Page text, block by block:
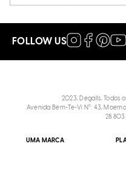
FOLLOW US
2023, Degalls, Todos
Avenida Bem-Te-Vi N°: 43,
UMA MARCA